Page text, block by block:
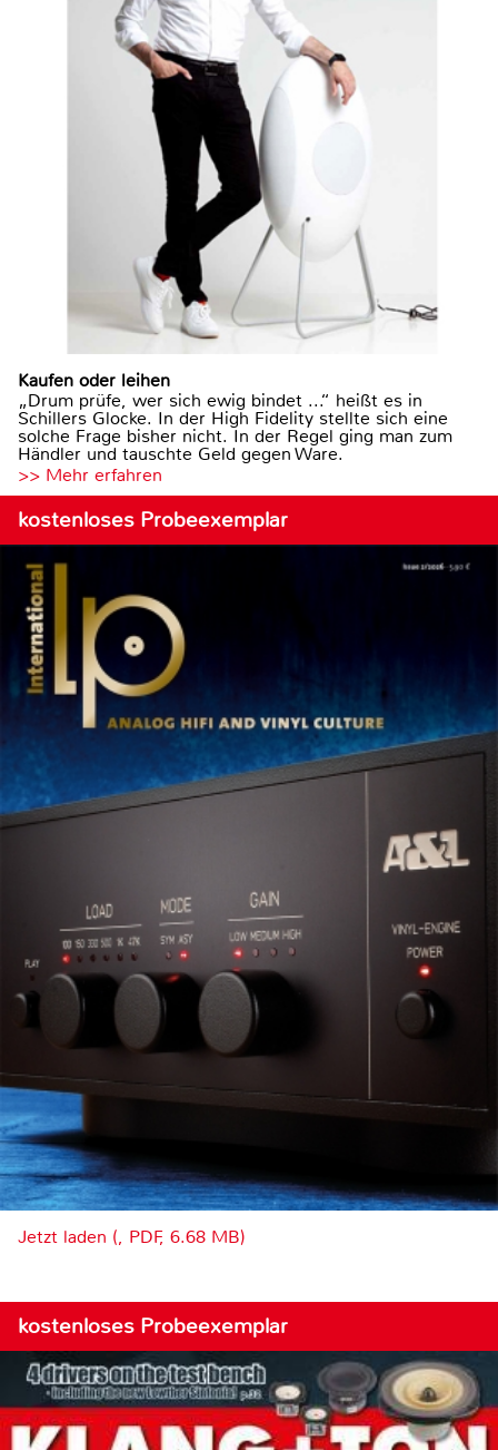
Kaufen oder leihen
„Drum prüfe, wer sich ewig bindet ...“ heißt es in
Schillers Glocke. In der High Fidelity stellte sich eine
solche Frage bisher nicht. In der Regel ging man zum
Händler und tauschte Geld gegen Ware.
>> Mehr erfahren
kostenloses Probeexemplar
Jetzt laden (, PDF, 6.68 MB)
kostenloses Probeexemplar